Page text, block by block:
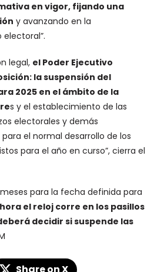
en vigor, fijando una
y avanzando en la
legal, el Poder Ejecutivo
la suspensión del
2025 en el ámbito de la
s y el establecimiento de las
electorales y demás
el normal desarrollo de los
para el año en curso”, cierra el
para la fecha definida para
el reloj corre en los pasillos
decidir si suspende las